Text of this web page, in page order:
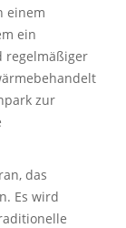
einem
ein
regelmäßiger
zur
das
Es wird